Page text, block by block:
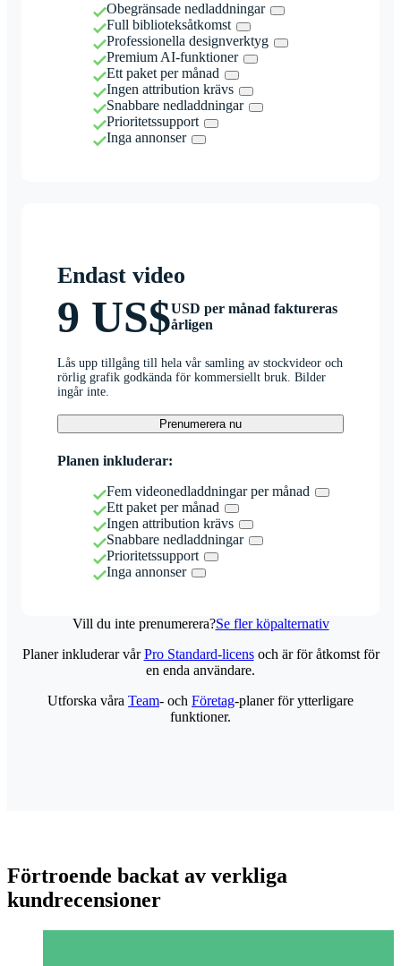
Obegränsade nedladdningar
Full biblioteksåtkomst
Professionella designverktyg
Premium AI-funktioner
Ett paket per månad
Ingen attribution krävs
Snabbare nedladdningar
Prioritetssupport
Inga annonser
Endast video
9 US$USD per månad faktureras
årligen
Lås upp tillgång till hela vår samling av stockvideor och
rörlig grafik godkända för kommersiellt bruk. Bilder
ingår inte.
Prenumerera nu
Planen inkluderar:
Fem videonedladdningar per månad
Ett paket per månad
Ingen attribution krävs
Snabbare nedladdningar
Prioritetssupport
Inga annonser
Vill du inte prenumerera?Se fler köpalternativ
Planer inkluderar vårPro Standard-licensoch är för åtkomst för
en enda användare.
Utforska våra Team- och Företag-planer för ytterligare
funktioner.
Förtroende backat av verkliga
kundrecensioner